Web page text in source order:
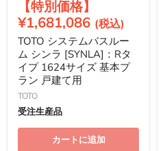
価
格
在
の
価
格
¥1,681,086
TOTO システムバスルー
ム シンラ [SYNLA]：Rタ
イプ 1624サイズ 基本プ
ラン 戸建て用
TOTO
受注生産品
カートに追加